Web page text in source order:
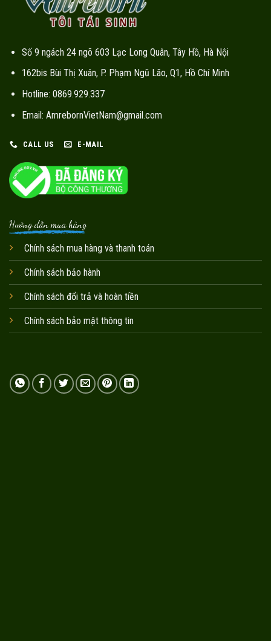
Số 9 ngách 24 ngõ 603 Lạc Long Quân, Tây Hồ, Hà Nội
162bis Bùi Thị Xuân, P. Phạm Ngũ Lão, Q1, Hồ Chí Minh
Hotline: 0869.929.337
Email: AmrebornVietNam@gmail.com
CALL US E-MAIL
Hướng dẫn mua hàng
Chính sách mua hàng và thanh toán
Chính sách bảo hành
Chính sách đổi trả và hoàn tiền
Chính sách bảo mật thông tin